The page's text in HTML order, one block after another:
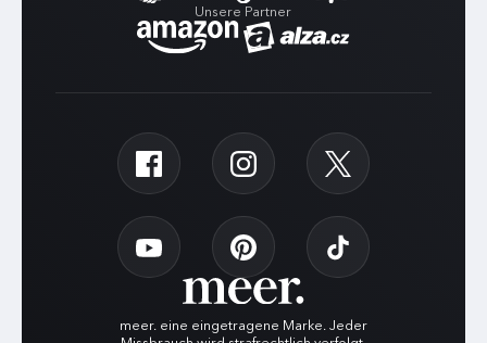
Unsere Partner
meer. eine eingetragene Marke. Jeder